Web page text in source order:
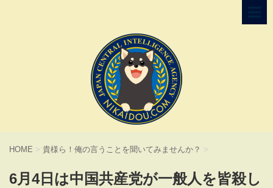
HOME > 貴様ら！俺の言うことを聞いてみませんか？ >
6月4日は中国共産党が一般人を皆殺し